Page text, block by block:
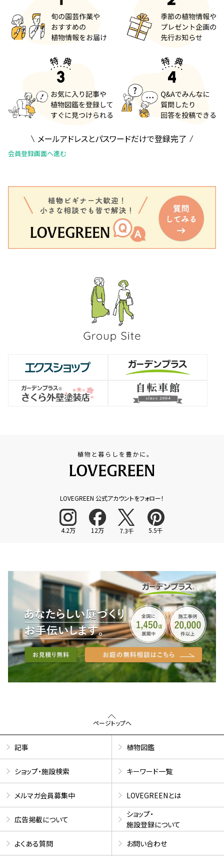
メールアドレスとパスワードだけで登録完了
会員登録画面へ進む
LOVEGREEN 公式アカウントをフォロー！
4.2万 12万 7.3千 5.5千
ページトップへ
記事 植物図鑑
ショップ・施設検索 キーワード一覧
メルマガ会員募集中 LOVEGREENとは
広告掲載について
ショップ・
施設登録について
よくある質問
お問い合わせ